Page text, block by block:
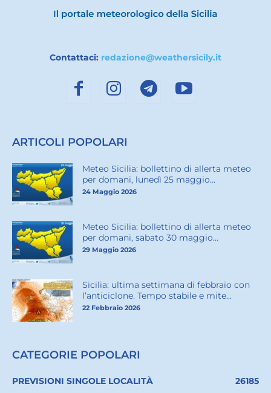
Contattaci: redazione@weathersicily.it
ARTICOLI POPOLARI
Meteo Sicilia: bollettino di allerta meteo
per domani, lunedì 25 maggio...
24 Maggio 2026
Meteo Sicilia: bollettino di allerta meteo
per domani, sabato 30 maggio...
29 Maggio 2026
Sicilia: ultima settimana di febbraio con
l’anticiclone. Tempo stabile e mite...
22 Febbraio 2026
CATEGORIE POPOLARI
PREVISIONI SINGOLE LOCALITÀ
26185